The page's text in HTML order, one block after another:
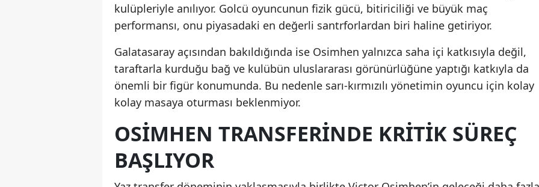
kulüpleriyle anılıyor. Golcü oyuncunun fizik gücü, bitiriciliği ve büyük maç
performansı, onu piyasadaki en değerli santrforlardan biri haline getiriyor.
Galatasaray açısından bakıldığında ise Osimhen yalnızca saha içi katkısıyla değil,
taraftarla kurduğu bağ ve kulübün uluslararası görünürlüğüne yaptığı katkıyla da
önemli bir figür konumunda. Bu nedenle sarı-kırmızılı yönetimin oyuncu için kolay
kolay masaya oturması beklenmiyor.
OSIMHEN TRANSFERINDE KRITIK SÜREÇ
BAŞLIYOR